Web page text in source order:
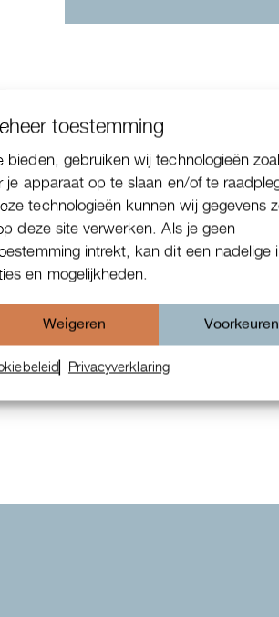
toestemming
gebruiken wij technologieën
je apparaat op te slaan en/of te
technologieën kunnen wij gegevens
deze site verwerken. Als je geen
intrekt, kan dit een nadelige
en mogelijkheden.
Weigeren Voorkeuren
Privacyverklaring
Annual Calendar